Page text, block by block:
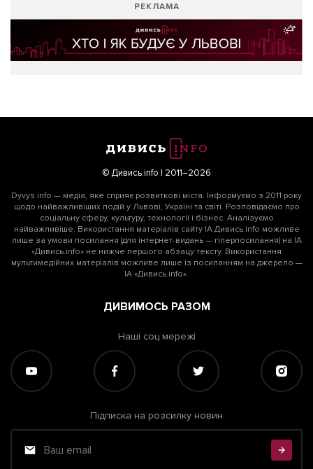
РЕКЛАМА
© Дивись.info | 2011–2026
Dyvys.info — медіа, яке сприяє розвиткові міста. Інформуємо з 2011 року
щодо найважливіших подій у Львові, Україні та світі. Розповідаємо про
соціальну сферу, культуру, технології і бізнес. Аналізуємо
найважливіше. Використання матеріалів сайту ІА Дивись.info можливе
лише за умови посилання (для інтернет-видань — гіперпосилання) на ІА
«Дивись.info» не нижче першого абзацу тексту. Використання
мультимедійних матеріалів можливе лише із посиланням на джерело —
ІА «Дивись.info».
ДИВИМОСЬ РАЗОМ
Наші соц мережі
Підписка на розсилку новин